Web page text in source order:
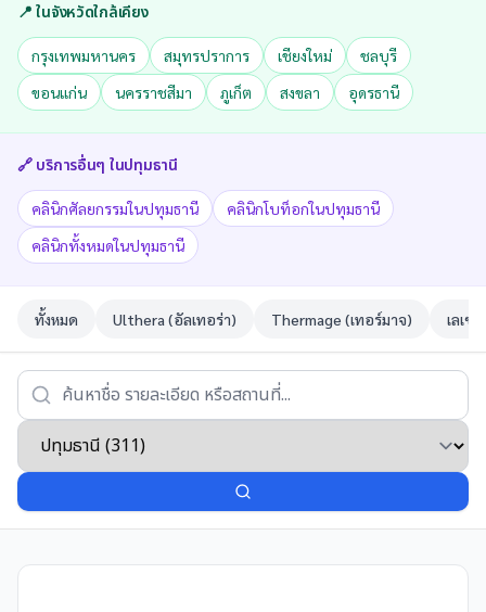
📍 ในจังหวัดใกล้เคียง
กรุงเทพมหานคร สมุทรปราการ เชียงใหม่
ชลบุรี
ขอนแก่น
นครราชสีมา ภูเก็ต สงขลา อุดรธานี
🔗 บริการอื่นๆ ในปทุมธานี
คลินิกศัลยกรรมในปทุมธานี
คลินิกโบท็อกในปทุมธานี
คลินิกทั้งหมดในปทุมธานี
ทั้งหมด Ulthera (อัลเทอร่า) Thermage (เทอร์มาจ) เลเซ